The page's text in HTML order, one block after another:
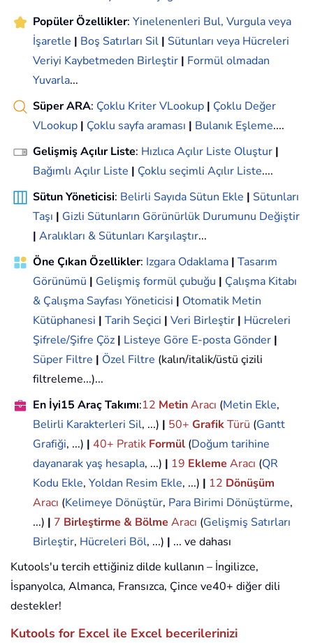
Popüler Özellikler: Yinelenenleri Bul, Vurgula veya
İşaretle | Boş Satırları Sil | Sütunları veya Hücreleri
Veriyi Kaybetmeden Birleştir | Formül olmadan
Yuvarla...
Süper ARA: Çoklu Kriter VLookup | Çoklu Değer
VLookup | Çoklu sayfa araması | Bulanık Eşleme....
Gelişmiş Açılır Liste: Hızlıca Açılır Liste Oluştur |
Bağımlı Açılır Liste | Çoklu seçimli Açılır Liste....
Sütun Yöneticisi: Belirli Sayıda Sütun Ekle | Sütunları
Taşı | Gizli Sütunların Görünürlük Durumunu Değiştir
| Aralıkları & Sütunları Karşılaştır...
Öne Çıkan Özellikler: Izgara Odaklama | Tasarım
Görünümü | Gelişmiş formül çubuğu | Çalışma Kitabı
& Çalışma Sayfası Yöneticisi | Otomatik Metin
Kütüphanesi | Tarih Seçici | Veri Birleştir | Hücreleri
Şifrele/Şifre Çöz | Listeye Göre E-posta Gönder |
Süper Filtre | Özel Filtre (kalın/italik/üstü çizili
filtreleme...)...
En İyi15 Araç Takımı:12 MetinAracı (Metin Ekle,
Belirli Karakterleri Sil, ...) | 50+ GrafikTürü (Gantt
Grafiği, ...) | 40+ Pratik Formül (Doğum tarihine
dayanarak yaş hesapla, ...) | 19 Ekleme Aracı (QR
Kodu Ekle, Yoldan Resim Ekle, ...) | 12 Dönüşüm
Aracı (Kelimeye Dönüştür, Para Birimi Dönüştürme,
...) | 7 Birleştirme & Bölme Aracı (Gelişmiş Satırları
Birleştir, Hücreleri Böl, ...) | ... ve dahası
Kutools'u tercih ettiğiniz dilde kullanın – İngilizce,
İspanyolca, Almanca, Fransızca, Çince ve40+ diğer dili
destekler!
Kutools for Excel ile Excel becerilerinizi